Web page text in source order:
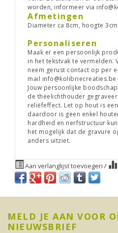
worden, informeer via
Afmetingen
Diameter ca 8cm, hoogte 3cm
Personaliseren
Maak er een persoonlijk
in het tekstvak te vermelden.
neem gerust contact op per
mail info@kolibriecreaties.be
Jouw persoonlijke
de theelichthouder
reliëfeffect. Let op hout is
daardoor is geen enkel
hardheid en nerfstructuur
het mogelijk dat de gravure
anders uitziet.
Aan verlanglijst toevoegen /
MELD JE AAN VOOR
NIEUWSBRIEF